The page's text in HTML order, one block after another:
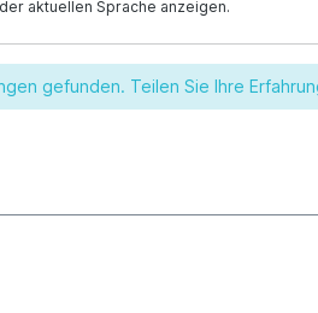
aktuellen Sprache anzeigen.
gefunden. Teilen Sie Ihre